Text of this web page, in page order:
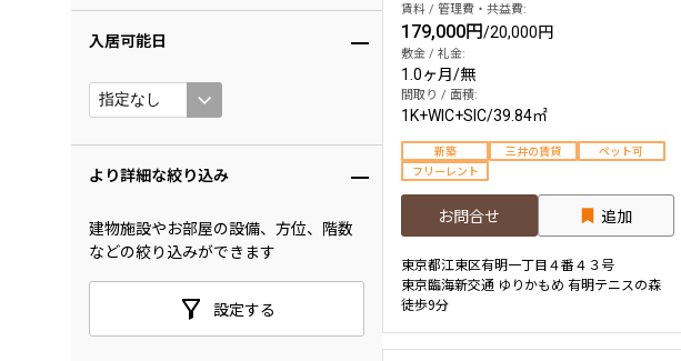
入居可能日
より詳細な絞り込み
建物施設やお部屋の設備、方位、階数
などの絞り込みができます
設定する
賃料 / 管理費・共益費:
179,000円/20,000円
敷金 / 礼金:
1.0ヶ月/無
間取り / 面積:
1K+WIC+SIC/39.84㎡
新築 三井の賃貸
ペット可
フリーレント
お問合せ 追加
東京都江東区有明一丁目４番４３号
東京臨海新交通 ゆりかもめ 有明テニスの森
徒歩9分